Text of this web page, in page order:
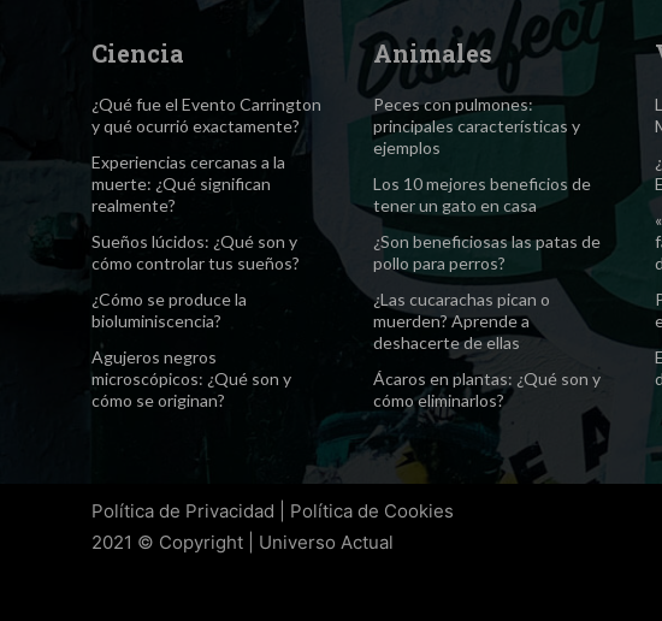
Ciencia
¿Qué fue el Evento Carrington
y qué ocurrió exactamente?
Experiencias cercanas a la
muerte: ¿Qué significan
realmente?
Sueños lúcidos: ¿Qué son y
cómo controlar tus sueños?
¿Cómo se produce la
bioluminiscencia?
Agujeros negros
microscópicos: ¿Qué son y
cómo se originan?
Animales
Peces con pulmones:
principales características y
ejemplos
Los 10 mejores beneficios de
tener un gato en casa
¿Son beneficiosas las patas de
pollo para perros?
¿Las cucarachas pican o
muerden? Aprende a
deshacerte de ellas
Ácaros en plantas: ¿Qué son y
cómo eliminarlos?
Política de Privacidad
Política de Cookies
2021 © Copyright | Universo Actual